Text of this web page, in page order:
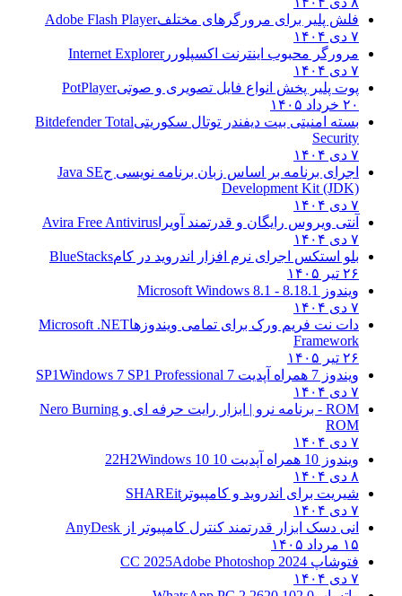
فلش پلیر برای مرورگرهای مختلف Adobe Flash Player
مرورگر محبوب اینترنت اکسپلوررInternet Explorer
پوت پلیر پخش انواع فایل تصویری و صوتیPotPlayer
بسته امنیتی بیت دیفندر توتال سکوریتیBitdefender Total
Security
اجرای برنامه بر اساس زبان برنامه نویسی جJava SE
Development Kit (JDK)
آنتی ویروس رایگان و قدرتمند آویراAvira Free Antivirus
بلو استکس اجرای نرم افزار اندروید در کام BlueStacks
ویندوز 8.1 8.1 - Microsoft Windows 8.1
دات نت فریم ورک برای تمامی ویندوزهاMicrosoft .NET
Framework
ویندوز 7 همراه آپدیت 7 SP1
Windows 7 SP1 Professional
ROM - برنامه نرو | ابزار رایت حرفه ای و
Nero Burning
ویندوز 10 همراه آپدیت 10 22H2
Windows 10
شیریت برای اندروید و کامپیوترSHAREit
انی دسک ابزار قدرتمند کنترل کامپیوتر ازAnyDesk
فتوشاپ CC 2025Adobe Photoshop 2024